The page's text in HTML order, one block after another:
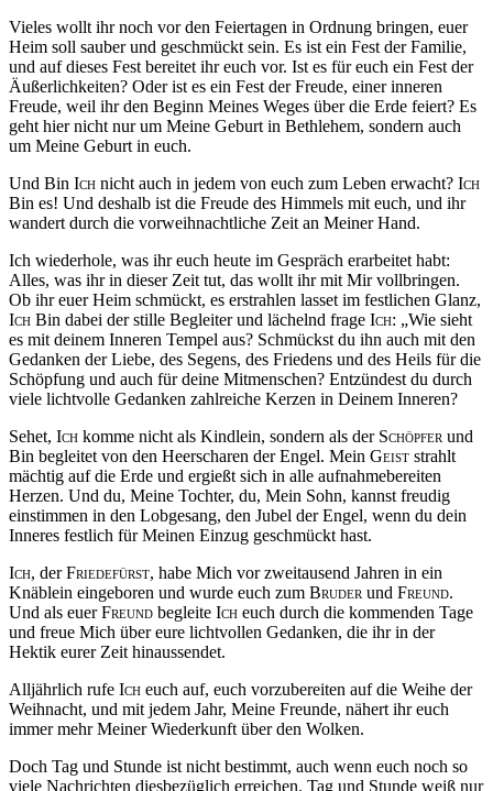
Vieles wollt ihr noch vor den Feiertagen in Ordnung bringen, euer
Heim soll sauber und geschmückt sein. Es ist ein Fest der Familie,
und auf dieses Fest bereitet ihr euch vor. Ist es für euch ein Fest der
Äußerlichkeiten? Oder ist es ein Fest der Freude, einer inneren
Freude, weil ihr den Beginn Meines Weges über die Erde feiert? Es
geht hier nicht nur um Meine Geburt in Bethlehem, sondern auch
um Meine Geburt in euch.
Und Bin Ich nicht auch in jedem von euch zum Leben erwacht? Ich
Bin es! Und deshalb ist die Freude des Himmels mit euch, und ihr
wandert durch die vorweihnachtliche Zeit an Meiner Hand.
Ich wiederhole, was ihr euch heute im Gespräch erarbeitet habt:
Alles, was ihr in dieser Zeit tut, das wollt ihr mit Mir vollbringen.
Ob ihr euer Heim schmückt, es erstrahlen lasset im festlichen Glanz,
Ich Bin dabei der stille Begleiter und lächelnd frage Ich: „Wie sieht
es mit deinem Inneren Tempel aus? Schmückst du ihn auch mit den
Gedanken der Liebe, des Segens, des Friedens und des Heils für die
Schöpfung und auch für deine Mitmenschen? Entzündest du durch
viele lichtvolle Gedanken zahlreiche Kerzen in Deinem Inneren?
Sehet, Ich komme nicht als Kindlein, sondern als der Schöpfer und
Bin begleitet von den Heerscharen der Engel. Mein Geist strahlt
mächtig auf die Erde und ergießt sich in alle aufnahmebereiten
Herzen. Und du, Meine Tochter, du, Mein Sohn, kannst freudig
einstimmen in den Lobgesang, den Jubel der Engel, wenn du dein
Inneres festlich für Meinen Einzug geschmückt hast.
Ich, derFriedefürst, habe Mich vor zweitausend Jahren in ein
Knäblein eingeboren und wurde euch zum Bruder und Freund.
Und als euerFreund begleite Ich euch durch die kommenden Tage
und freue Mich über eure lichtvollen Gedanken, die ihr in der
Hektik eurer Zeit hinaussendet.
Alljährlich rufe Ich euch auf, euch vorzubereiten auf die Weihe der
Weihnacht, und mit jedem Jahr, Meine Freunde, nähert ihr euch
immer mehr Meiner Wiederkunft über den Wolken.
Doch Tag und Stunde ist nicht bestimmt, auch wenn euch noch so
viele Nachrichten diesbezüglich erreichen. Tag und Stunde weiß nur